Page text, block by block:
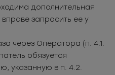
дополнительная
запросить ее у
через Оператора (п. 4.1.
обязуется
указанную в п. 4.2.